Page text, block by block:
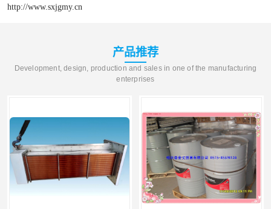
http://www.sxjgmy.cn
产品推荐
Development, design, production and sales in one of the manufacturing
enterprises